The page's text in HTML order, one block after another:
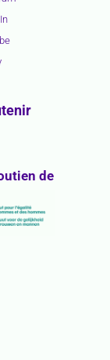
de